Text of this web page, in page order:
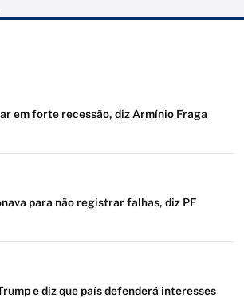
em forte recessão, diz Armínio Fraga
para não registrar falhas, diz PF
e diz que país defenderá interesses